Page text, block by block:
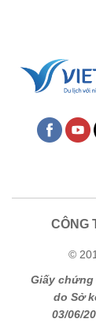
Chú ý:
CÔNG
©
Giấy chứng
do Sở
03/06/